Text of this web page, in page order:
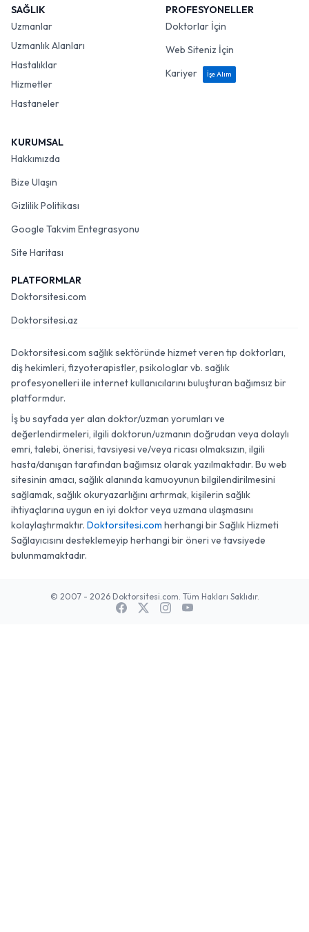
SAĞLIK
Uzmanlar
Uzmanlık Alanları
Hastalıklar
Hizmetler
Hastaneler
PROFESYONELLER
Doktorlar İçin
Web Siteniz İçin
Kariyer
İşe Alım
KURUMSAL
Hakkımızda
Bize Ulaşın
Gizlilik Politikası
Google Takvim Entegrasyonu
Site Haritası
PLATFORMLAR
Doktorsitesi.com
Doktorsitesi.az
Doktorsitesi.com sağlık sektöründe hizmet veren tıp doktorları,
diş hekimleri, fizyoterapistler, psikologlar vb. sağlık
profesyonelleri ile internet kullanıcılarını buluşturan bağımsız bir
platformdur.
İş bu sayfada yer alan doktor/uzman yorumları ve
değerlendirmeleri, ilgili doktorun/uzmanın doğrudan veya dolaylı
emri, talebi, önerisi, tavsiyesi ve/veya ricası olmaksızın, ilgili
hasta/danışan tarafından bağımsız olarak yazılmaktadır. Bu web
sitesinin amacı, sağlık alanında kamuoyunun bilgilendirilmesini
sağlamak, sağlık okuryazarlığını artırmak, kişilerin sağlık
ihtiyaçlarına uygun en iyi doktor veya uzmana ulaşmasını
kolaylaştırmaktır. Doktorsitesi.com herhangi bir Sağlık Hizmeti
Sağlayıcısını desteklemeyip herhangi bir öneri ve tavsiyede
bulunmamaktadır.
© 2007 - 2026 Doktorsitesi.com. Tüm Hakları Saklıdır.